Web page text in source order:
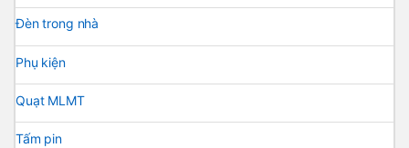
Đèn trong nhà
Phụ kiện
Quạt MLMT
Tấm pin